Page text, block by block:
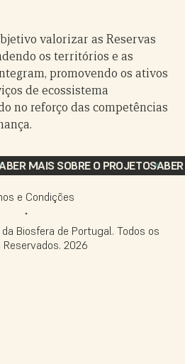
valorizar as Reservas
os territórios e as
promovendo os ativos
de ecossistema
no reforço das competências
MAIS SOBRE O PROJETOSABER
Biosfera de Portugal. Todos os
2026
e Condições